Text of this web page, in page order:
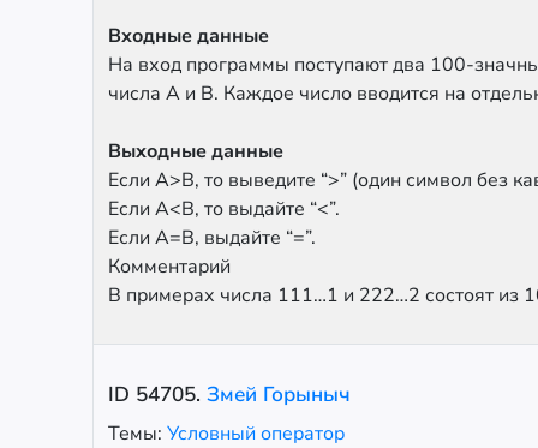
Входные данные
На вход программы поступают два 100-
числа A и B. Каждое число вводится на
Выходные данные
Если A>B, то выведите “>” (один символ без
Если A<B, то выдайте “<”.
Если A=B, выдайте “=”.
Комментарий
В примерах числа 111…1 и 222…2 состоят из
ID 54705. Змей Горыныч
Темы: Условный оператор